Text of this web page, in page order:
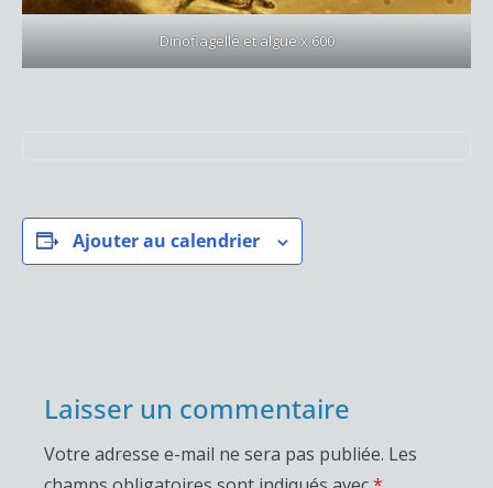
Dinoflagellé et algue x 600
Ajouter au calendrier
Laisser un commentaire
Votre adresse e-mail ne sera pas publiée. Les